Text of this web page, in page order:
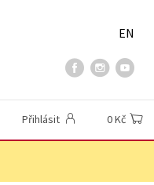
EN
Přihlásit 0 Kč